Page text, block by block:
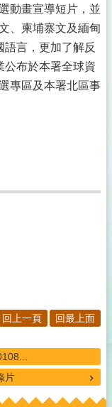
動畫宣導短片，並
、柬埔寨文及緬甸
言，更加了解反
公布於本署全球資
專區及本署北區事
回上一頁 回最上面
片